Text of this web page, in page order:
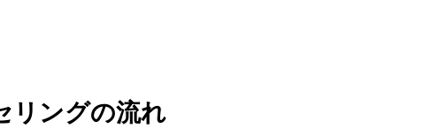
リングの流れ